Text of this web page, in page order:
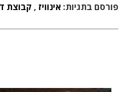
פורסם בתגיות: אינוויז , קבוצת